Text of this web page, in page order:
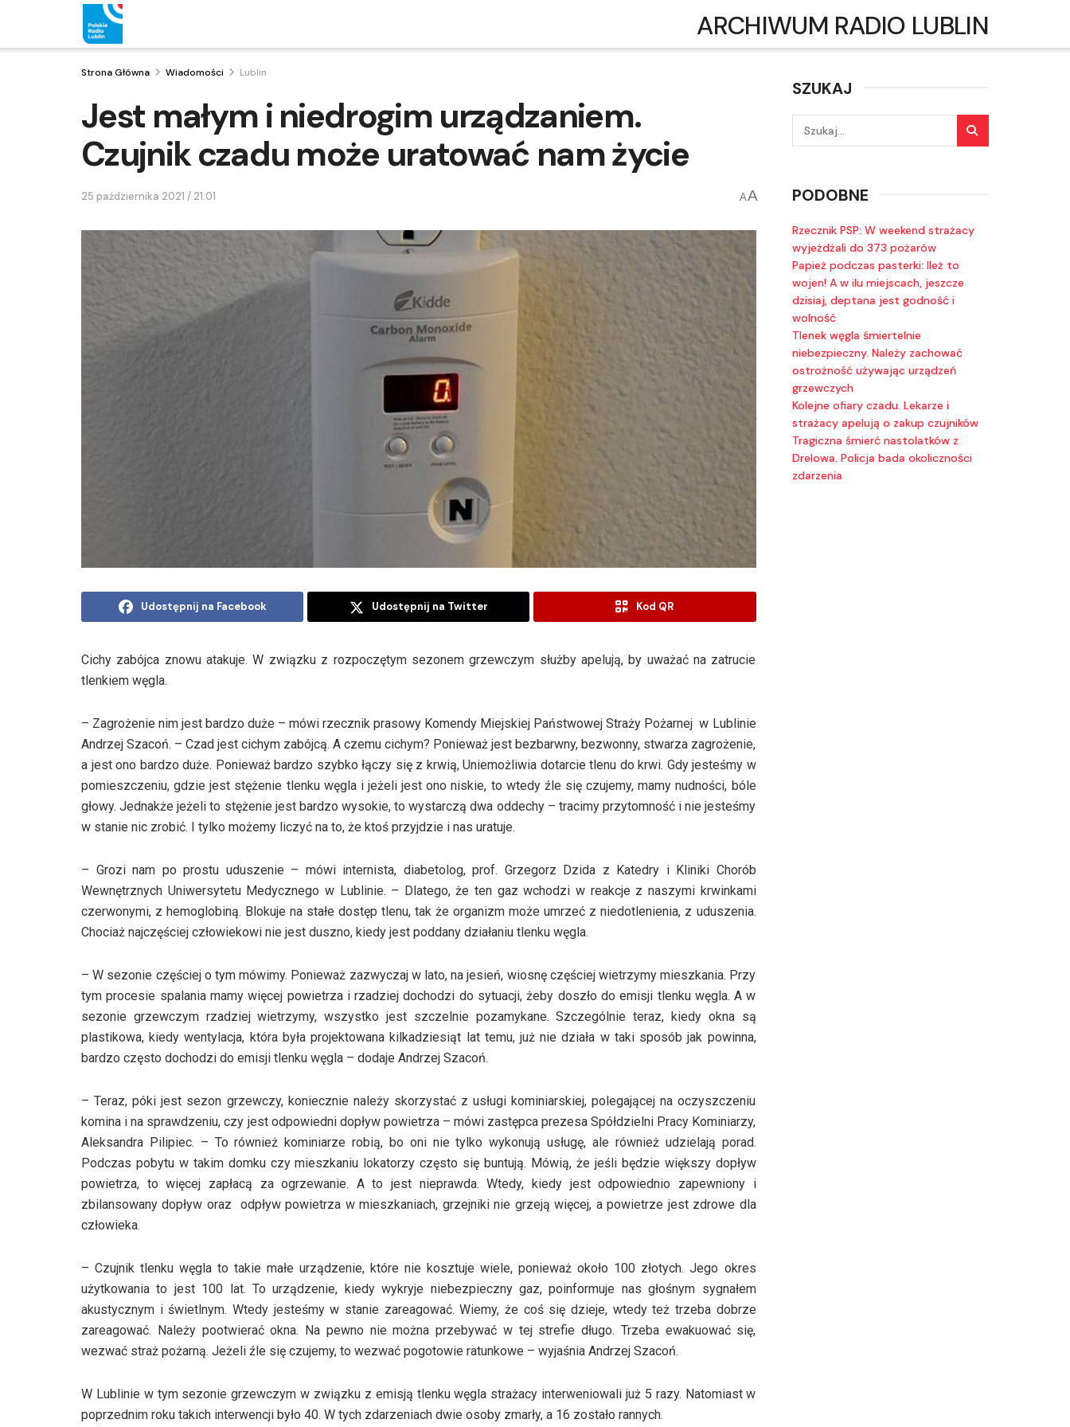
ARCHIWUM RADIO LUBLIN
Strona Główna Wiadomości Lublin
Jest małym i niedrogim urządzaniem.
Czujnik czadu może uratować nam życie
25 października 2021 / 21:01 AA
Udostępnij na Facebook Udostępnij na Twitter Kod QR
Cichy zabójca znowu atakuje. W związku z rozpoczętym sezonem grzewczym służby apelują, by uważać na zatrucie
tlenkiem węgla.
– Zagrożenie nim jest bardzo duże – mówi rzecznik prasowy Komendy Miejskiej Państwowej Straży Pożarnej w Lublinie
Andrzej Szacoń. – Czad jest cichym zabójcą. A czemu cichym? Ponieważ jest bezbarwny, bezwonny, stwarza zagrożenie,
a jest ono bardzo duże. Ponieważ bardzo szybko łączy się z krwią, Uniemożliwia dotarcie tlenu do krwi. Gdy jesteśmy w
pomieszczeniu, gdzie jest stężenie tlenku węgla i jeżeli jest ono niskie, to wtedy źle się czujemy, mamy nudności, bóle
głowy. Jednakże jeżeli to stężenie jest bardzo wysokie, to wystarczą dwa oddechy – tracimy przytomność i nie jesteśmy
w stanie nic zrobić. I tylko możemy liczyć na to, że ktoś przyjdzie i nas uratuje.
– Grozi nam po prostu uduszenie – mówi internista, diabetolog, prof. Grzegorz Dzida z Katedry i Kliniki Chorób
Wewnętrznych Uniwersytetu Medycznego w Lublinie. – Dlatego, że ten gaz wchodzi w reakcje z naszymi krwinkami
czerwonymi, z hemoglobiną. Blokuje na stałe dostęp tlenu, tak że organizm może umrzeć z niedotlenienia, z uduszenia.
Chociaż najczęściej człowiekowi nie jest duszno, kiedy jest poddany działaniu tlenku węgla.
– W sezonie częściej o tym mówimy. Ponieważ zazwyczaj w lato, na jesień, wiosnę częściej wietrzymy mieszkania. Przy
tym procesie spalania mamy więcej powietrza i rzadziej dochodzi do sytuacji, żeby doszło do emisji tlenku węgla. A w
sezonie grzewczym rzadziej wietrzymy, wszystko jest szczelnie pozamykane. Szczególnie teraz, kiedy okna są
plastikowa, kiedy wentylacja, która była projektowana kilkadziesiąt lat temu, już nie działa w taki sposób jak powinna,
bardzo często dochodzi do emisji tlenku węgla – dodaje Andrzej Szacoń.
– Teraz, póki jest sezon grzewczy, koniecznie należy skorzystać z usługi kominiarskiej, polegającej na oczyszczeniu
komina i na sprawdzeniu, czy jest odpowiedni dopływ powietrza – mówi zastępca prezesa Spółdzielni Pracy Kominiarzy,
Aleksandra Pilipiec. – To również kominiarze robią, bo oni nie tylko wykonują usługę, ale również udzielają porad.
Podczas pobytu w takim domku czy mieszkaniu lokatorzy często się buntują. Mówią, że jeśli będzie większy dopływ
powietrza, to więcej zapłacą za ogrzewanie. A to jest nieprawda. Wtedy, kiedy jest odpowiednio zapewniony i
zbilansowany dopływ oraz odpływ powietrza w mieszkaniach, grzejniki nie grzeją więcej, a powietrze jest zdrowe dla
człowieka.
– Czujnik tlenku węgla to takie małe urządzenie, które nie kosztuje wiele, ponieważ około 100 złotych. Jego okres
użytkowania to jest 100 lat. To urządzenie, kiedy wykryje niebezpieczny gaz, poinformuje nas głośnym sygnałem
akustycznym i świetlnym. Wtedy jesteśmy w stanie zareagować. Wiemy, że coś się dzieje, wtedy też trzeba dobrze
zareagować. Należy pootwierać okna. Na pewno nie można przebywać w tej strefie długo. Trzeba ewakuować się,
wezwać straż pożarną. Jeżeli źle się czujemy, to wezwać pogotowie ratunkowe – wyjaśnia Andrzej Szacoń.
W Lublinie w tym sezonie grzewczym w związku z emisją tlenku węgla strażacy interweniowali już 5 razy. Natomiast w
poprzednim roku takich interwencji było 40. W tych zdarzeniach dwie osoby zmarły, a 16 zostało rannych.
SZUKAJ
PODOBNE
Rzecznik PSP: W weekend strażacy
wyjeżdżali do 373 pożarów
Papież podczas pasterki: Ileż to
wojen! A w ilu miejscach, jeszcze
dzisiaj, deptana jest godność i
wolność
Tlenek węgla śmiertelnie
niebezpieczny. Należy zachować
ostrożność używając urządzeń
grzewczych
Kolejne ofiary czadu. Lekarze i
strażacy apelują o zakup czujników
Tragiczna śmierć nastolatków z
Drelowa. Policja bada okoliczności
zdarzenia